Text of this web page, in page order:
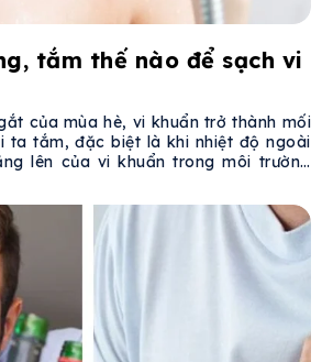
tắm thế nào để sạch vi
của mùa hè, vi khuẩn trở thành mối
ta tắm, đặc biệt là khi nhiệt độ ngoài
lên của vi khuẩn trong môi trường